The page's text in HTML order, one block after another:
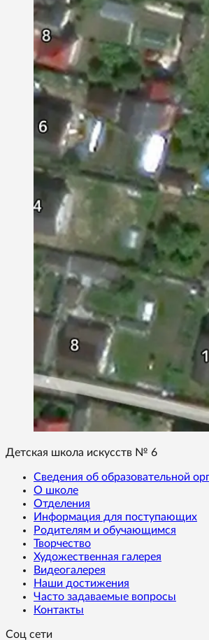
Детская школа искусств № 6
Сведения об образовательной
О школе
Отделения
Информация для поступающих
Родителям и обучающимся
Творчество
Художественная галерея
Видеогалерея
Наши достижения
Часто задаваемые вопросы
Контакты
Соц сети